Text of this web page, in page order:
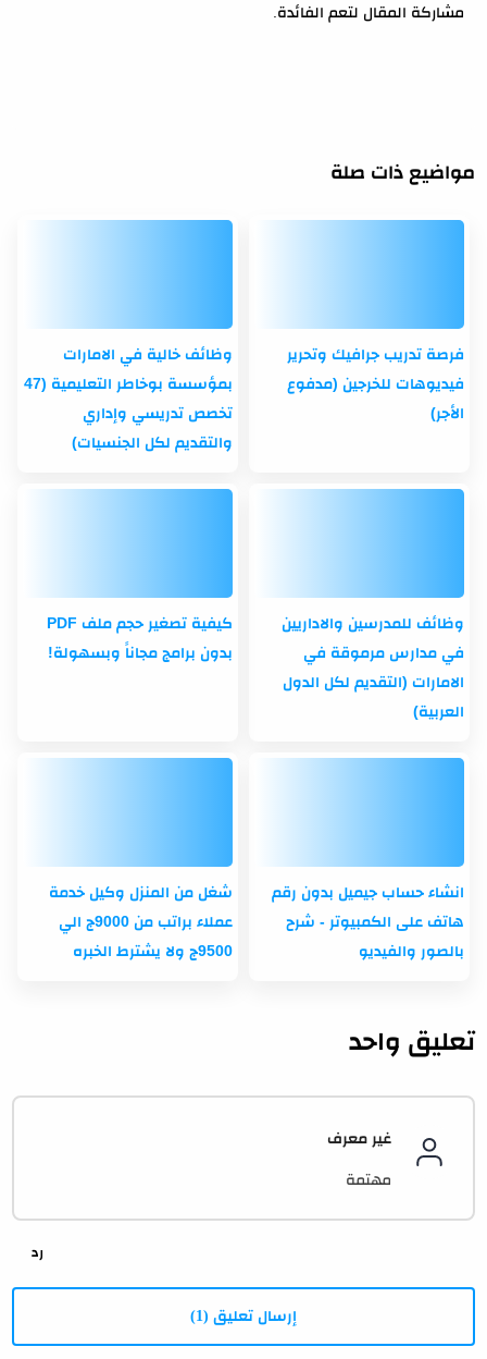
مشاركة المقال لتعم الفائدة.
مواضيع ذات صلة
فرصة تدريب جرافيك وتحرير
فيديوهات للخرجين (مدفوع
الأجر)
وظائف خالية في الامارات
بمؤسسة بوخاطر التعليمية (47
تخصص تدريسي وإداري
والتقديم لكل الجنسيات)
وظائف للمدرسين والاداريين
في مدارس مرموقة في
الامارات (التقديم لكل الدول
العربية)
كيفية تصغير حجم ملف PDF
بدون برامج مجاناً وبسهولة!
انشاء حساب جيميل بدون رقم
هاتف على الكمبيوتر - شرح
بالصور والفيديو
شغل من المنزل وكيل خدمة
عملاء براتب من 9000ج الي
9500ج ولا يشترط الخبره
تعليق واحد
غير معرف
مهتمة
إرسال تعليق (1)